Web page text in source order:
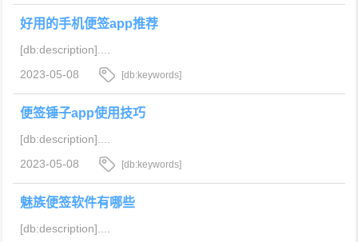
好用的手机便签app推荐
[db:description]....
2023-05-08
[db:keywords]
便签锤子app使用技巧
[db:description]....
2023-05-08
[db:keywords]
魅族便签软件有哪些
[db:description]....